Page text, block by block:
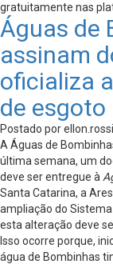
gratuitamente nas
Águas de
assinam
oficializa
de esgoto
Postado por
A Águas de
última semana, um
deve ser entregue à
Santa Catarina, a
ampliação do
esta alteração deve
Isso ocorre porque,
água de Bombinhas